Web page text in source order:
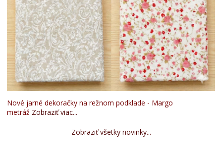
Nové jarné dekoračky na režnom podklade - Margo
metráž Zobraziť viac...
Zobraziť všetky novinky...